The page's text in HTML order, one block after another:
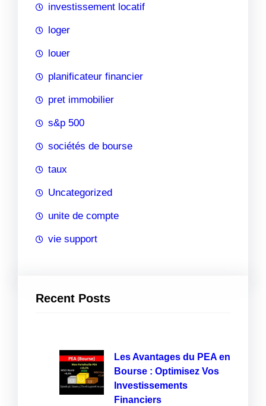
investissement locatif
loger
louer
planificateur financier
pret immobilier
s&p 500
sociétés de bourse
taux
Uncategorized
unite de compte
vie support
Recent Posts
Les Avantages du PEA en
Bourse : Optimisez Vos
Investissements
Financiers